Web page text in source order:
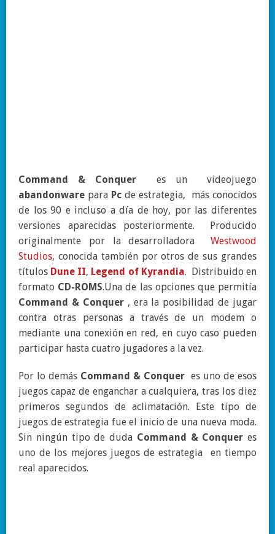
Command & Conquer
es un videojuego
abandonware para Pc de estrategia, más conocidos
de los 90 e incluso a día de hoy, por las diferentes
versiones aparecidas posteriormente. Producido
originalmente por la desarrolladora Westwood
Studios, conocida también por otros de sus grandes
títulos Dune II, Legend of Kyrandia.
Distribuido en
formato CD-ROMS.Una de las opciones que permitía
Command & Conquer, era la posibilidad de jugar
contra otras personas a través de un modem o
mediante una conexión en red, en cuyo caso pueden
participar hasta cuatro jugadores a la vez.
Por lo demás Command & Conquer es uno de esos
juegos capaz de enganchar a cualquiera, tras los diez
primeros segundos de aclimatación. Este tipo de
juegos de estrategia fue el inicio de una nueva moda.
Sin ningún tipo de duda Command & Conquer es
uno de los mejores juegos de estrategia en tiempo
real aparecidos.